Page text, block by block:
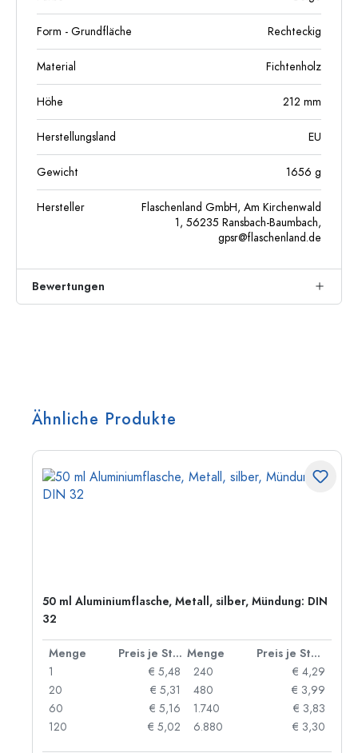
Form - Grundfläche Rechteckig
Material Fichtenholz
Höhe 212 mm
Herstellungsland EU
Gewicht 1656 g
Hersteller
Flaschenland GmbH, Am Kirchenwald
1, 56235 Ransbach-Baumbach,
gpsr@flaschenland.de
Bewertungen
Ähnliche Produkte
50 ml Aluminiumflasche, Metall, silber, Mündung: DIN
32
Menge Preis je Stück Menge
Preis je Stück
1
€ 5,48
20
€ 5,31
60
€ 5,16
120
€ 5,02
240
€ 4,29
480
€ 3,99
1.740
€ 3,83
6.880
€ 3,30